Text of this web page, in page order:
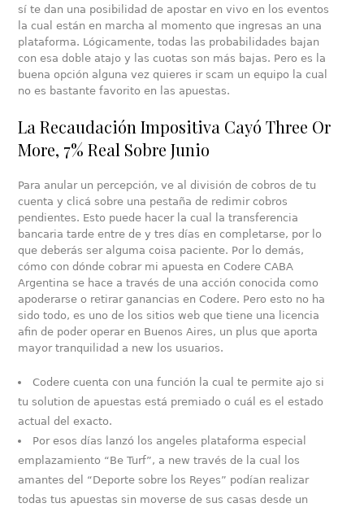
sí te dan una posibilidad de apostar en vivo en los eventos
la cual están en marcha al momento que ingresas an una
plataforma. Lógicamente, todas las probabilidades bajan
con esa doble atajo y las cuotas son más bajas. Pero es la
buena opción alguna vez quieres ir scam un equipo la cual
no es bastante favorito en las apuestas.
La Recaudación Impositiva Cayó Three Or
More, 7% Real Sobre Junio
Para anular un percepción, ve al división de cobros de tu
cuenta y clicá sobre una pestaña de redimir cobros
pendientes. Esto puede hacer la cual la transferencia
bancaria tarde entre de y tres días en completarse, por lo
que deberás ser alguma coisa paciente. Por lo demás,
cómo con dónde cobrar mi apuesta en Codere CABA
Argentina se hace a través de una acción conocida como
apoderarse o retirar ganancias en Codere. Pero esto no ha
sido todo, es uno de los sitios web que tiene una licencia
afin de poder operar en Buenos Aires, un plus que aporta
mayor tranquilidad a new los usuarios.
Codere cuenta con una función la cual te permite ajo si
tu solution de apuestas está premiado o cuál es el estado
actual del exacto.
Por esos días lanzó los angeles plataforma especial
emplazamiento “Be Turf”, a new través de la cual los
amantes del “Deporte sobre los Reyes” podían realizar
todas tus apuestas sin moverse de sus casas desde un